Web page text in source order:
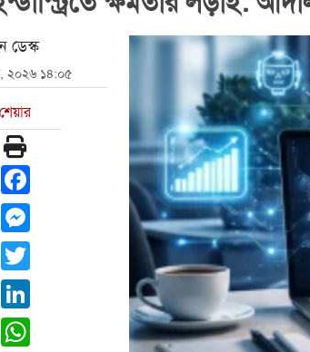
ডেস্ক
২০২৬ ১৪:০৫
শেয়ার
Facebook
Messenger
Twitter
LinkedIn
WhatsApp